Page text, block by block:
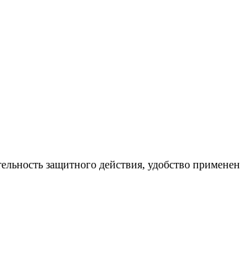
защитного действия, удобство